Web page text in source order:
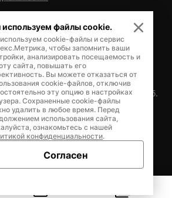
А.Л. Поздеев
внутренней политики Ямало-
округа
мкр. Богдана Кнунянца, д.1, каб.
8 (34922) 42728
файлы cookie.
cookie-файлы и сервис
чтобы запомнить ваши
анализировать посещаемость и
сайта, повышать его
Вы можете отказаться от
cookie-файлов, отключив
эту опцию в настройках
Сохраненные cookie-файлы
удалить в любое время. Перед
использования сайта,
ознакомьтесь с нашей
конфиденциальности.
Согласен